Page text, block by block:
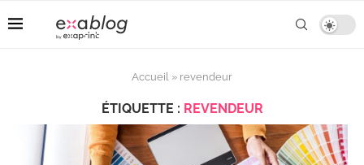
Accueil » revendeur
ÉTIQUETTE : REVENDEUR